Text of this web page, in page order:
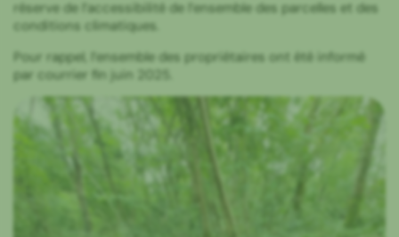
réserve de l’accessibilité de l’ensemble des parcelles et des
conditions climatiques.
Pour rappel, l’ensemble des propriétaires ont été informé
par courrier fin juin 2025.